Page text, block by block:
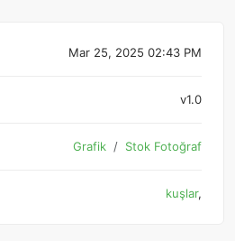
Mar 25, 2025 02:43 PM
v1.0
Grafik Stok Fotoğraf
kuşlar,